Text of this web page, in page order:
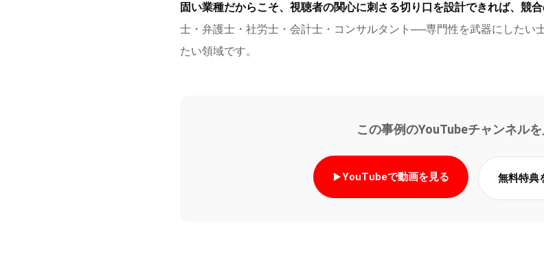
固い業種だからこそ、視聴者の関心に刺さる切り口を設計できれば、競
士・弁護士・社労士・会計士・コンサルタント──専門性を武器にしたい
たい領域です。
この事例のYouTubeチャンネル
YouTubeで動画を見る 無料特典